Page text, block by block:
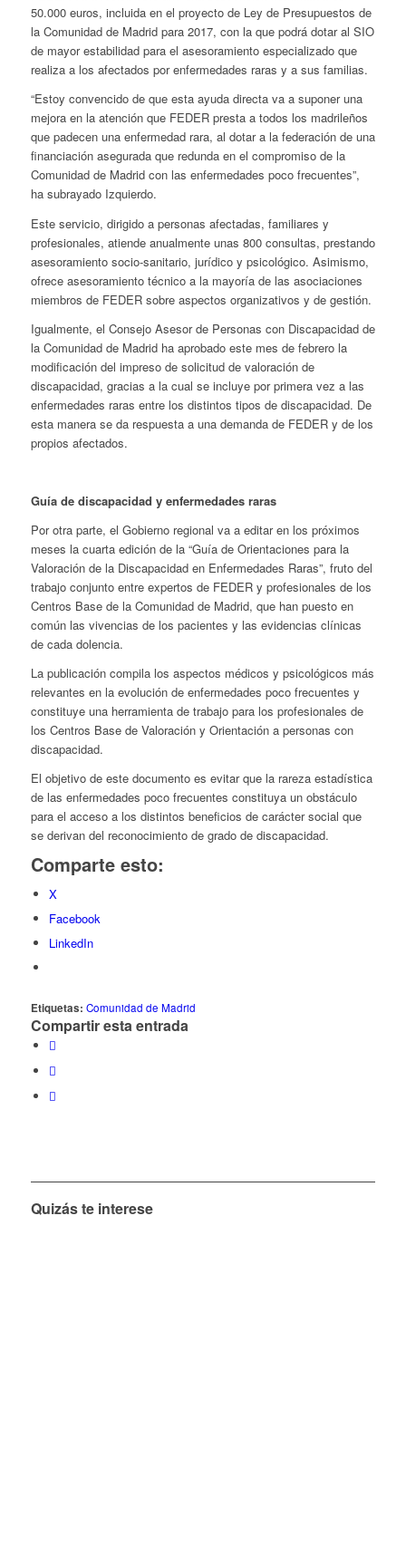
50.000 euros, incluida en el proyecto de Ley de Presupuestos de
la Comunidad de Madrid para 2017, con la que podrá dotar al SIO
de mayor estabilidad para el asesoramiento especializado que
realiza a los afectados por enfermedades raras y a sus familias.
“Estoy convencido de que esta ayuda directa va a suponer una
mejora en la atención que FEDER presta a todos los madrileños
que padecen una enfermedad rara, al dotar a la federación de una
financiación asegurada que redunda en el compromiso de la
Comunidad de Madrid con las enfermedades poco frecuentes”,
ha subrayado Izquierdo.
Este servicio, dirigido a personas afectadas, familiares y
profesionales, atiende anualmente unas 800 consultas, prestando
asesoramiento socio-sanitario, jurídico y psicológico. Asimismo,
ofrece asesoramiento técnico a la mayoría de las asociaciones
miembros de FEDER sobre aspectos organizativos y de gestión.
Igualmente, el Consejo Asesor de Personas con Discapacidad de
la Comunidad de Madrid ha aprobado este mes de febrero la
modificación del impreso de solicitud de valoración de
discapacidad, gracias a la cual se incluye por primera vez a las
enfermedades raras entre los distintos tipos de discapacidad. De
esta manera se da respuesta a una demanda de FEDER y de los
propios afectados.
Guía de discapacidad y enfermedades raras
Por otra parte, el Gobierno regional va a editar en los próximos
meses la cuarta edición de la “Guía de Orientaciones para la
Valoración de la Discapacidad en Enfermedades Raras”, fruto del
trabajo conjunto entre expertos de FEDER y profesionales de los
Centros Base de la Comunidad de Madrid, que han puesto en
común las vivencias de los pacientes y las evidencias clínicas
de cada dolencia.
La publicación compila los aspectos médicos y psicológicos más
relevantes en la evolución de enfermedades poco frecuentes y
constituye una herramienta de trabajo para los profesionales de
los Centros Base de Valoración y Orientación a personas con
discapacidad.
El objetivo de este documento es evitar que la rareza estadística
de las enfermedades poco frecuentes constituya un obstáculo
para el acceso a los distintos beneficios de carácter social que
se derivan del reconocimiento de grado de discapacidad.
Comparte esto:
X
Facebook
LinkedIn
Etiquetas: Comunidad de Madrid
Compartir esta entrada
Quizás te interese